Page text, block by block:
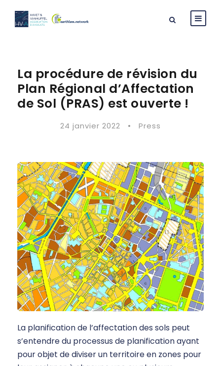
La procédure de révision du
Plan Régional d’Affectation
de Sol (PRAS) est ouverte !
24 janvier 2022 • Press
La planification de l’affectation des sols peut
s’entendre du processus de planification ayant
pour objet de diviser un territoire en zones pour